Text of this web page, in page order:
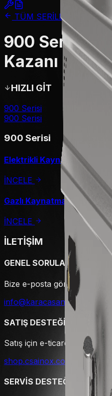
TÜM SERİLER
900 Serisi
Kazanı
HIZLI GİT
900 Serisi
900 Serisi
900 Serisi
Elektrikli Kaynatma Kazanı
İNCELE
Gazlı Kaynatma Kazanı
İNCELE
İLETİŞİM
GENEL SORULAR
Bize e-posta gönderin
info@karacasan.com
SATIŞ DESTEĞİ
Satış için e-ticaret
shop.csainox.com.tr
SERVİS DESTEĞİ